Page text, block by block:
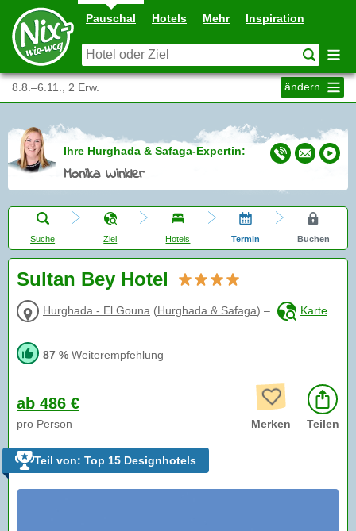
Pauschal Hotels Mehr Inspiration
8.8.–6.11., 2 Erw. ändern
Ihre Hurghada & Safaga-Expertin:
Monika Winkler
Suche Ziel Hotels Termin Buchen
Sultan Bey Hotel
Hurghada - El Gouna (Hurghada & Safaga) – Karte
87 % Weiterempfehlung
ab 486 €
pro Person Merken Teilen
Teil von: Top 15 Designhotels